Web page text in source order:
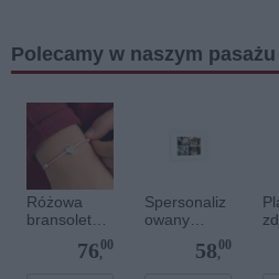
Polecamy w naszym pasażu
Różowa
bransoletka
dla dzieci -
76,
00
Spersonaliz
owany
plakat - 30 x
58,
00